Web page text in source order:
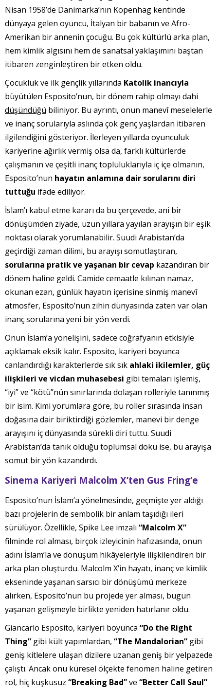
Nisan 1958’de Danimarka’nın Kopenhag kentinde
dünyaya gelen oyuncu, İtalyan bir babanın ve Afro-
Amerikan bir annenin çocuğu. Bu çok kültürlü arka plan,
hem kimlik algısını hem de sanatsal yaklaşımını baştan
itibaren zenginleştiren bir etken oldu.
Çocukluk ve ilk gençlik yıllarında Katolik inancıyla
büyütülen Esposito’nun, bir dönem rahip olmayı dahi
düşündüğü biliniyor. Bu ayrıntı, onun manevî meselelerle
ve inanç sorularıyla aslında çok genç yaşlardan itibaren
ilgilendiğini gösteriyor. İlerleyen yıllarda oyunculuk
kariyerine ağırlık vermiş olsa da, farklı kültürlerde
çalışmanın ve çeşitli inanç topluluklarıyla iç içe olmanın,
Esposito’nun hayatın anlamına dair sorularını diri
tuttuğu ifade ediliyor.
İslam’ı kabul etme kararı da bu çerçevede, ani bir
dönüşümden ziyade, uzun yıllara yayılan arayışın bir eşik
noktası olarak yorumlanabilir. Suudi Arabistan’da
geçirdiği zaman dilimi, bu arayışı somutlaştıran,
sorularına pratik ve yaşanan bir cevap kazandıran bir
dönem haline geldi. Camide cemaatle kılınan namaz,
okunan ezan, günlük hayatın içerisine sinmiş manevî
atmosfer, Esposito’nun zihin dünyasında zaten var olan
inanç sorularına yeni bir yön verdi.
Onun İslam’a yönelişini, sadece coğrafyanın etkisiyle
açıklamak eksik kalır. Esposito, kariyeri boyunca
canlandırdığı karakterlerde sık sık ahlaki ikilemler, güç
ilişkileri ve vicdan muhasebesi gibi temaları işlemiş,
“iyi” ve “kötü”nün sınırlarında dolaşan rolleriyle tanınmış
bir isim. Kimi yorumlara göre, bu roller sırasında insan
doğasına dair biriktirdiği gözlemler, manevi bir denge
arayışını iç dünyasında sürekli diri tuttu. Suudi
Arabistan’da tanık olduğu toplumsal doku ise, bu arayışa
somut bir yön kazandırdı.
Sinema Kariyeri Malcolm X’ten Gus Fring’e
Esposito’nun İslam’a yönelmesinde, geçmişte yer aldığı
bazı projelerin de sembolik bir anlam taşıdığı ileri
sürülüyor. Özellikle, Spike Lee imzalı “Malcolm X”
filminde rol alması, birçok izleyicinin hafızasında, onun
adını İslam’la ve dönüşüm hikâyeleriyle ilişkilendiren bir
arka plan oluşturdu. Malcolm X’in hayatı, inanç ve kimlik
ekseninde yaşanan sarsıcı bir dönüşümü merkeze
alırken, Esposito’nun bu projede yer alması, bugün
yaşanan gelişmeyle birlikte yeniden hatırlanır oldu.
Giancarlo Esposito, kariyeri boyunca “Do the Right
Thing” gibi kült yapımlardan, “The Mandalorian” gibi
geniş kitlelere ulaşan dizilere uzanan geniş bir yelpazede
çalıştı. Ancak onu küresel ölçekte fenomen haline getiren
rol, hiç kuşkusuz “Breaking Bad”ve “Better Call Saul”